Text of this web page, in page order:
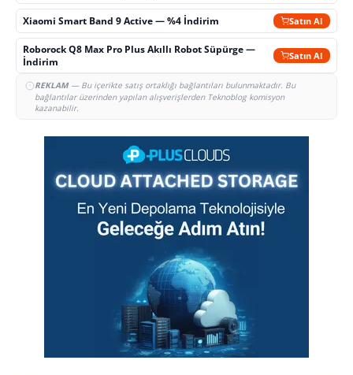
Xiaomi Smart Band 9 Active — %4 İndirim Satın Al
Roborock Q8 Max Pro Plus Akıllı Robot Süpürge —
İndirim
Satın Al
REKLAM— Bu içerikte satış ortaklığı bağlantıları bulunmaktadır. Bu
bağlantılar üzerinden yapılan alışverişlerden Teknoblog komisyon
kazanabilir.